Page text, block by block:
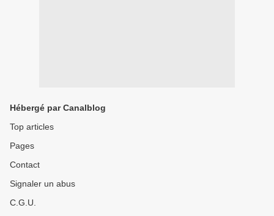
Hébergé par Canalblog
Top articles
Pages
Contact
Signaler un abus
C.G.U.